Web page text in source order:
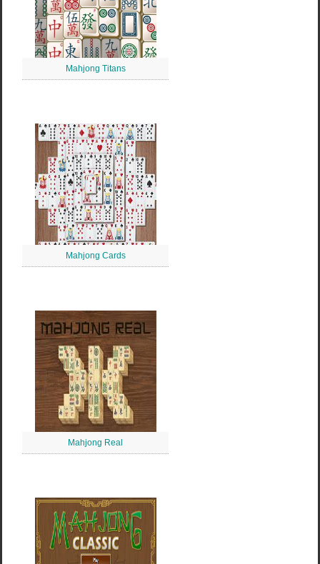
Mahjong Titans
Mahjong Cards
Mahjong Real